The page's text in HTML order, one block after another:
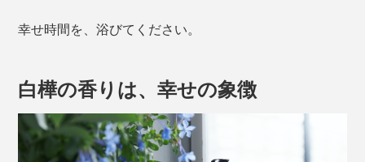
幸せ時間を、浴びてください。
白樺の香りは、幸せの象徴